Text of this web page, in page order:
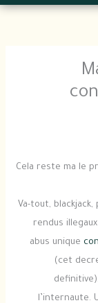
Cela reste ma le
Va-tout,
rendus
abus unique
(cet
l’internaute.